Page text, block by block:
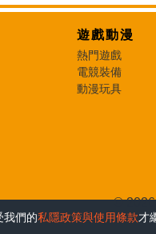
遊戲動漫
熱門遊戲
電競裝備
動漫玩具
© 2026
我們的私隱政策與使用條款才